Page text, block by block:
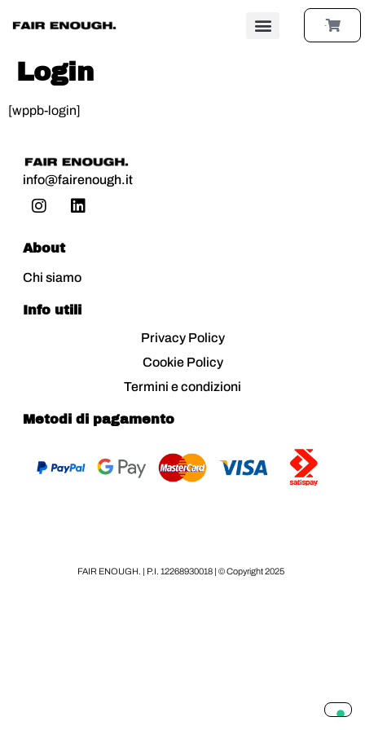
Login
[wppb-login]
info@fairenough.it
About
Chi siamo
Info utili
Privacy Policy
Cookie Policy
Termini e condizioni
Metodi di pagamento
FAIR ENOUGH. | P.I. 12268930018 | © Copyright 2025